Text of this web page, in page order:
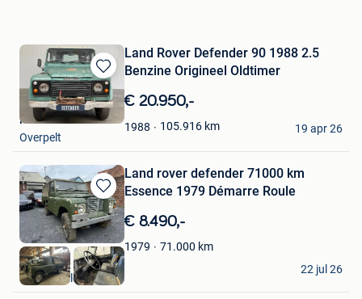
Bewaren
in
Mijn
Favorieten
Land Rover Defender 90 1988 2.5
Benzine Origineel Oldtimer
€ 20.950,-
1988 105.916 km
Robert
Overpelt
19 apr 26
Bewaren
in
Mijn
Favorieten
Land rover defender 71000 km
Essence 1979 Démarre Roule
€ 8.490,-
1979 71.000 km
LIBELCAR SA
Braine-L'Alleud
22 jul 26